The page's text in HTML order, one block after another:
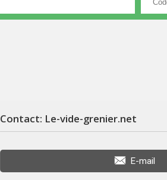
Contact: Le-vide-grenier.net
E-mail